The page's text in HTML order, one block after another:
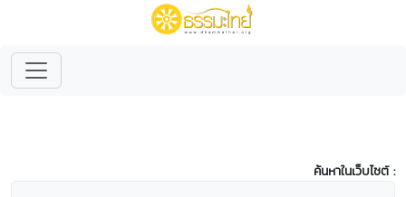
ค้นหาในเว็บไซต์ :